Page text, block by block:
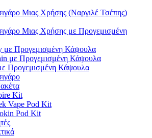
Μιας Χρήσης (Ναργιλέ Τσέπης)
Μιας Χρήσης με Προγεμισμένη
με Προγεμισμένη Κάψουλα
με Προγεμισμένη Κάψουλα
Προγεμισμένη Κάψουλα
Kit
Vape Pod Kit
Pod Kit